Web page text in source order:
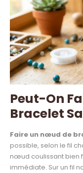
Peut-On
Bracelet
Faire un nœud de
possible, selon le fil
nœud coulissant bien
immédiate. Sur un fil